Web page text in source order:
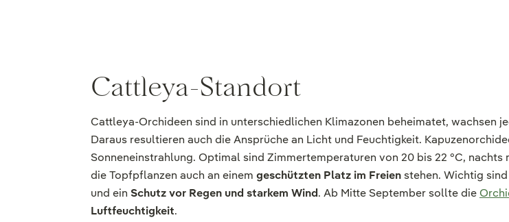
Cattleya-Standort
Cattleya-Orchideen sind in unterschiedlichen Klimazonen beheimatet, wachsen
Daraus resultieren auch die Ansprüche an Licht und Feuchtigkeit.
Sonneneinstrahlung. Optimal sind Zimmertemperaturen von 20 bis 22 °C, nachts
die Topfpflanzen auch an einem geschützten Platz im Freienstehen. Wichtig
und ein Schutz vor Regen und starkem Wind. Ab Mitte September sollte die
Luftfeuchtigkeit.